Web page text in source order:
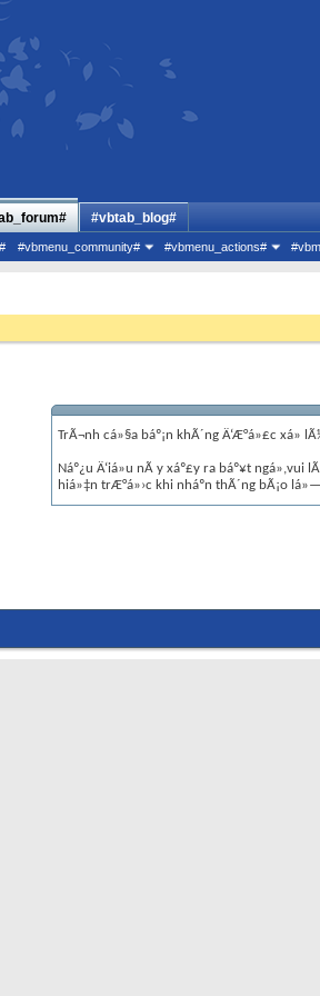
#vbmenu_community# #vbmenu_actions#
#vbtab_blog#
TrÃ¬nh cá»§a báº¡n khÃ´ng Ä‘Æ°á»£c xá»­
Náº¿u Ä‘iá»u nÃ y xáº£y ra báº¥t ngá»,vui
hiá»‡n trÆ°á»›c khi nháº­n thÃ´ng bÃ¡o